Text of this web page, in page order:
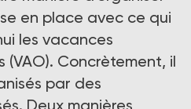
en place avec ce qui
les vacances
Concrètement, il
par des
Deux manières